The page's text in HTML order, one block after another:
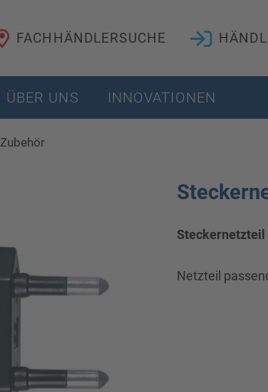
FACHHÄNDLERSUCHE
ÜBER UNS INNOVATIONEN
Zubehör
Steckernetzteil
Netzteil